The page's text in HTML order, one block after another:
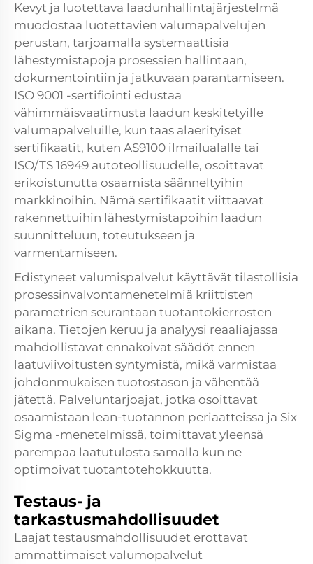
Kevyt ja luotettava laadunhallintajärjestelmä
muodostaa luotettavien valumapalvelujen
perustan, tarjoamalla systemaattisia
lähestymistapoja prosessien hallintaan,
dokumentointiin ja jatkuvaan parantamiseen.
ISO 9001 -sertifiointi edustaa
vähimmäisvaatimusta laadun keskitetyille
valumapalveluille, kun taas alaerityiset
sertifikaatit, kuten AS9100 ilmailualalle tai
ISO/TS 16949 autoteollisuudelle, osoittavat
erikoistunutta osaamista säänneltyihin
markkinoihin. Nämä sertifikaatit viittaavat
rakennettuihin lähestymistapoihin laadun
suunnitteluun, toteutukseen ja
varmentamiseen.
Edistyneet valumispalvelut käyttävät tilastollisia
prosessinvalvontamenetelmiä kriittisten
parametrien seurantaan tuotantokierrosten
aikana. Tietojen keruu ja analyysi reaaliajassa
mahdollistavat ennakoivat säädöt ennen
laatuviivoitusten syntymistä, mikä varmistaa
johdonmukaisen tuotostason ja vähentää
jätettä. Palveluntarjoajat, jotka osoittavat
osaamistaan lean-tuotannon periaatteissa ja Six
Sigma -menetelmissä, toimittavat yleensä
parempaa laatutulosta samalla kun ne
optimoivat tuotantotehokkuutta.
Testaus- ja
tarkastusmahdollisuudet
Laajat testausmahdollisuudet erottavat
ammattimaiset valumopalvelut